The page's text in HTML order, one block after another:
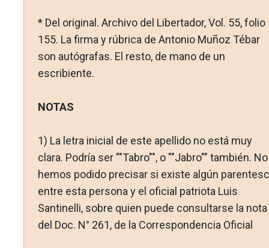
* Del original. Archivo del Libertador, Vol. 55, folio
155. La firma y rúbrica de Antonio Muñoz Tébar
son autógrafas. El resto, de mano de un
escribiente.
NOTAS
1) La letra inicial de este apellido no está muy
clara. Podría ser ""Tabro"", o ""Jabro"" también. No
hemos podido precisar si existe algún
entre esta persona y el oficial patriota Luis
Santinelli, sobre quien puede consultarse la nota
del Doc. N° 261, de la Correspondencia Oficial